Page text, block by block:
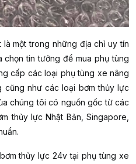
là một trong những địa chỉ uy tín
tin tưởng để mua phụ tùng
cấp các loại phụ tùng xe nâng
cũng như các loại bơm thủy lực
chúng tôi có nguồn gốc từ các
thủy lực Nhật Bản, Singapore,
thủy lực 24v tại phụ tùng xe